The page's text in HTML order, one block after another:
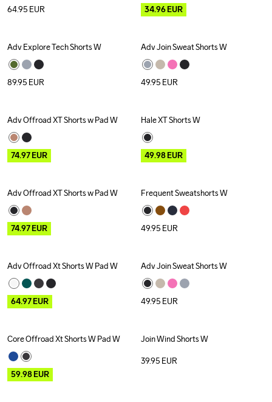
64.95 EUR 34.96EUR
Adv Explore Tech Shorts W
89.95 EUR
Adv Join Sweat Shorts W
49.95 EUR
Outlet
Adv Offroad XT Shorts w Pad W
74.97EUR
Outlet
Hale XT Shorts W
49.98EUR
Outlet
Adv Offroad XT Shorts w Pad W
74.97EUR
Frequent Sweatshorts W
49.95 EUR
Outlet
Adv Offroad Xt Shorts W Pad W
64.97EUR
Adv Join Sweat Shorts W
49.95 EUR
Outlet
Core Offroad Xt Shorts W Pad W
59.98EUR
Join Wind Shorts W
39.95 EUR